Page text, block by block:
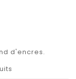
d'encres.